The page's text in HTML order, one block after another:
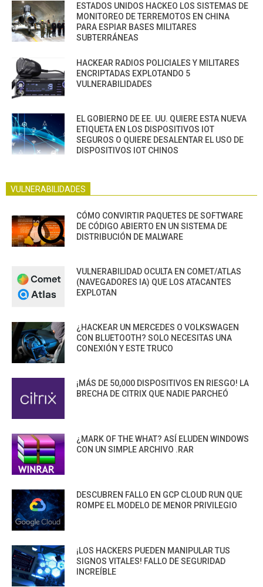
ESTADOS UNIDOS HACKEO LOS SISTEMAS DE
MONITOREO DE TERREMOTOS EN CHINA
PARA ESPIAR BASES MILITARES
SUBTERRÁNEAS
HACKEAR RADIOS POLICIALES Y MILITARES
ENCRIPTADAS EXPLOTANDO 5
VULNERABILIDADES
EL GOBIERNO DE EE. UU. QUIERE ESTA NUEVA
ETIQUETA EN LOS DISPOSITIVOS IOT
SEGUROS O QUIERE DESALENTAR EL USO DE
DISPOSITIVOS IOT CHINOS
VULNERABILIDADES
CÓMO CONVIRTIR PAQUETES DE SOFTWARE
DE CÓDIGO ABIERTO EN UN SISTEMA DE
DISTRIBUCIÓN DE MALWARE
VULNERABILIDAD OCULTA EN COMET/ATLAS
(NAVEGADORES IA) QUE LOS ATACANTES
EXPLOTAN
¿HACKEAR UN MERCEDES O VOLKSWAGEN
CON BLUETOOTH? SOLO NECESITAS UNA
CONEXIÓN Y ESTE TRUCO
¡MÁS DE 50,000 DISPOSITIVOS EN RIESGO! LA
BRECHA DE CITRIX QUE NADIE PARCHEÓ
¿MARK OF THE WHAT? ASÍ ELUDEN WINDOWS
CON UN SIMPLE ARCHIVO .RAR
DESCUBREN FALLO EN GCP CLOUD RUN QUE
ROMPE EL MODELO DE MENOR PRIVILEGIO
¡LOS HACKERS PUEDEN MANIPULAR TUS
SIGNOS VITALES! FALLO DE SEGURIDAD
INCREÍBLE